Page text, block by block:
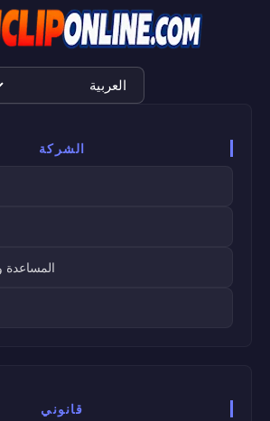
اختيار
اللغة
الشركة
المساعدة
قانوني